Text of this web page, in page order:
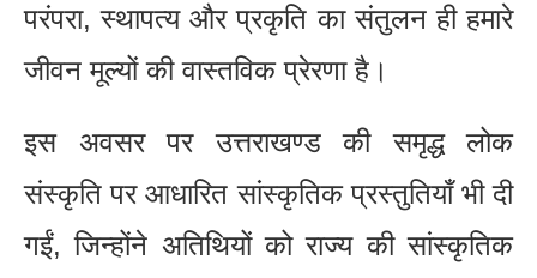
परंपरा, स्थापत्य और प्रकृति का संतुलन ही हमारे
जीवन मूल्यों की वास्तविक प्रेरणा है।
इस अवसर पर उत्तराखण्ड की समृद्ध लोक
संस्कृति पर आधारित सांस्कृतिक प्रस्तुतियाँ भी दी
गईं, जिन्होंने अतिथियों को राज्य की सांस्कृतिक